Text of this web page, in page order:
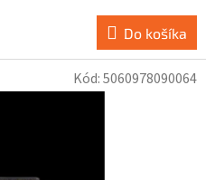
Do košíka
Kód:5060978090064